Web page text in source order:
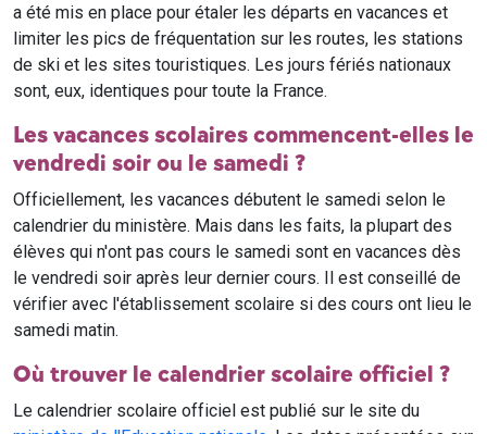
a été mis en place pour étaler les départs en vacances et
limiter les pics de fréquentation sur les routes, les stations
de ski et les sites touristiques. Les jours fériés nationaux
sont, eux, identiques pour toute la France.
Les vacances scolaires commencent-elles le
vendredi soir ou le samedi ?
Officiellement, les vacances débutent le samedi selon le
calendrier du ministère. Mais dans les faits, la plupart des
élèves qui n'ont pas cours le samedi sont en vacances dès
le vendredi soir après leur dernier cours. Il est conseillé de
vérifier avec l'établissement scolaire si des cours ont lieu le
samedi matin.
Où trouver le calendrier scolaire officiel ?
Le calendrier scolaire officiel est publié sur le site du